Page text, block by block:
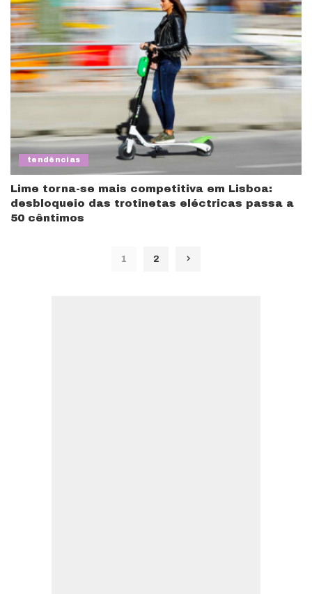
tendências
Lime torna-se mais competitiva em Lisboa:
desbloqueio das trotinetas eléctricas passa a
50 cêntimos
1 2